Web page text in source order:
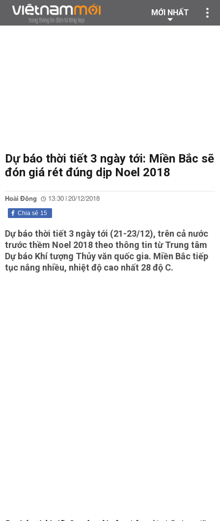
MỚI NHẤT
Dự báo thời tiết 3 ngày tới: Miền Bắc sẽ
đón giá rét đúng dịp Noel 2018
Hoài Đông 13:30 | 20/12/2018
15
Chia sẻ
Dự báo thời tiết 3 ngày tới (21-23/12), trên cả nước
trước thềm Noel 2018 theo thông tin từ Trung tâm
Dự báo Khí tượng Thủy văn quốc gia. Miền Bắc tiếp
tục nắng nhiều, nhiệt độ cao nhất 28 độ C.